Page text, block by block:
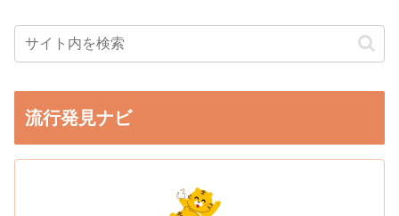
流行発見ナビ